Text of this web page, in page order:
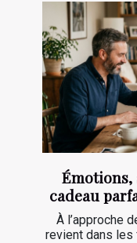
Émotions,
cadeau
À l’approche
revient dans les